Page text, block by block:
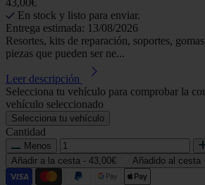
43,00€
En stock y listo para enviar.
Entrega estimada: 13/08/2026
Resortes, kits de reparación, soportes,
piezas que pueden ser ne...
Leer descripción
Selecciona tu vehículo para comprobar la
vehículo seleccionado
Selecciona tu vehículo
Cantidad
Menos
Añadir a la cesta - 43,00€ Añadido al cesta